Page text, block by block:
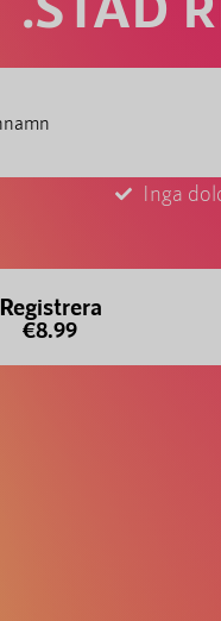
Inga
Registrera
€8.99